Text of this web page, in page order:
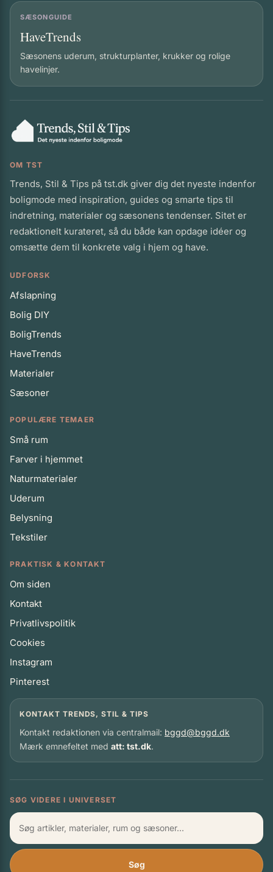
SÆSONGUIDE
HaveTrends
Sæsonens uderum, strukturplanter, krukker og rolige
havelinjer.
OM TST
Trends, Stil & Tips på tst.dk giver dig det nyeste indenfor
boligmode med inspiration, guides og smarte tips til
indretning, materialer og sæsonens tendenser. Sitet er
redaktionelt kurateret, så du både kan opdage idéer og
omsætte dem til konkrete valg i hjem og have.
UDFORSK
Afslapning
Bolig DIY
BoligTrends
HaveTrends
Materialer
Sæsoner
POPULÆRE TEMAER
Små rum
Farver i hjemmet
Naturmaterialer
Uderum
Belysning
Tekstiler
PRAKTISK & KONTAKT
Om siden
Kontakt
Privatlivspolitik
Cookies
Instagram
Pinterest
KONTAKT TRENDS, STIL & TIPS
Kontakt redaktionen via centralmail: bggd@bggd.dk
Mærk emnefeltet med att: tst.dk.
SØG VIDERE I UNIVERSET
Søg